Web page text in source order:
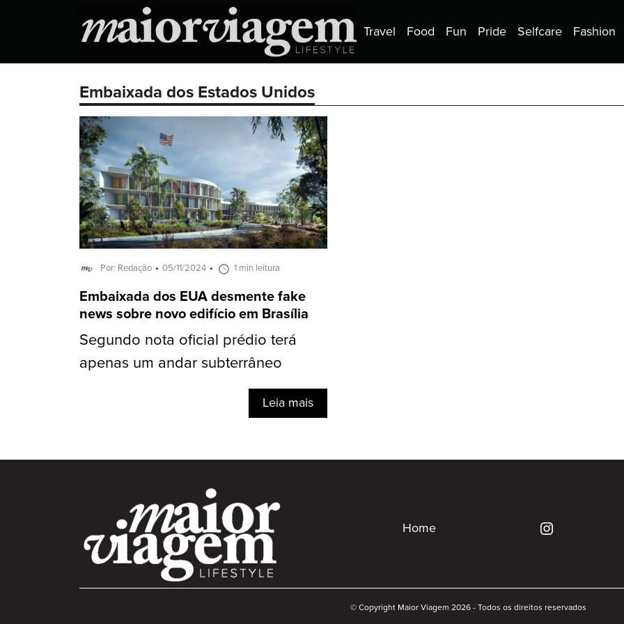
Travel Food Fun Pride Selfcare Fashion
Embaixada dos Estados Unidos
Por: Redação 05/11/2024 1 min leitura
Embaixada dos EUA desmente fake
news sobre novo edifício em Brasília
Segundo nota oficial prédio terá
apenas um andar subterrâneo
Leia mais
Home
© Copyright Maior Viagem 2026 - Todos os direitos reservados